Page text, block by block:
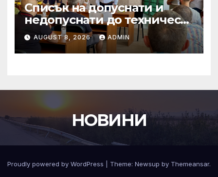
Списък на допуснати и
недопуснати до техническа
и финансова оценка
проектни предложения по
процедура BG16FFPR003-
регионите” 2021-2027 г.
AUGUST 8, 2026 ADMIN
НОВИНИ
Proudly powered by WordPress Theme: Newsup by Themeansar.